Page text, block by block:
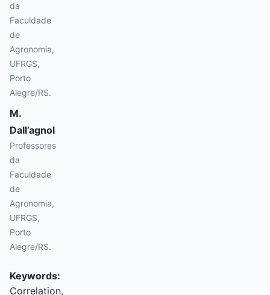
da
Faculdade
de
Agronomia,
UFRGS,
Porto
Alegre/RS.
M.
Dall’agnol
Professores
da
Faculdade
de
Agronomia,
UFRGS,
Porto
Alegre/RS.
Keywords:
Correlation,